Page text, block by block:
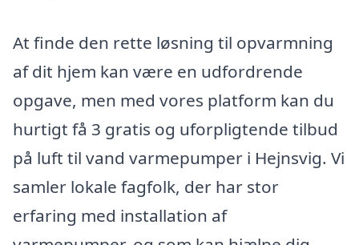
At finde den rette løsning til opvarmning
af dit hjem kan være en udfordrende
opgave, men med vores platform kan du
hurtigt få 3 gratis og uforpligtende tilbud
på luft til vand varmepumper i Hejnsvig. Vi
samler lokale fagfolk, der har stor
erfaring med installation af